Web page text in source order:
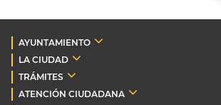
AYUNTAMIENTO
LA CIUDAD
TRÁMITES
ATENCIÓN CIUDADANA